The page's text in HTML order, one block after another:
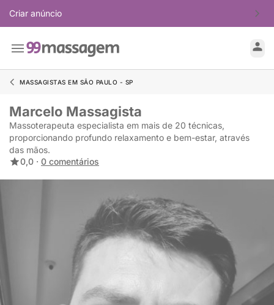
Criar anúncio
MASSAGISTAS EM SÃO PAULO - SP
Marcelo Massagista
Massoterapeuta especialista em mais de 20 técnicas,
proporcionando profundo relaxamento e bem-estar, através
das mãos.
0,0 · 0 comentários